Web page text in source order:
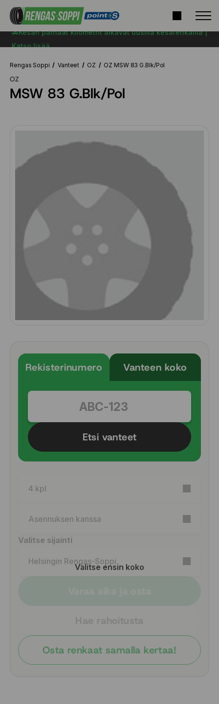
🚗Kesän parhaat kilometrit alkavat uusilla kesärenkailla |
Katso lisää
Rengas Soppi Vanteet OZ OZ MSW 83 G.Blk/Pol
OZ
MSW 83 G.Blk/Pol
Rekisterinumero Vanteen koko
Etsi vanteet
Valitse ensin koko
4 kpl
Asennuksen kanssa
Valitse sijainti
Helsingin Rengas-Soppi
Osta renkaat samalla kertaa!